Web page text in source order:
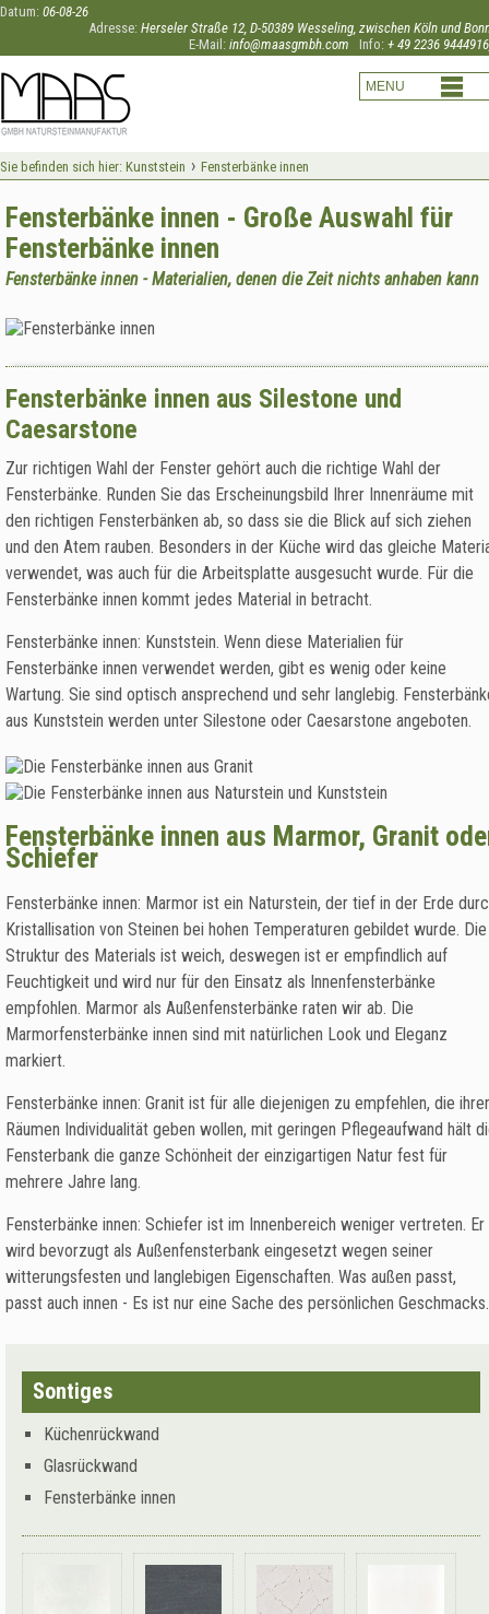
Datum: 06-08-26
Adresse: Herseler Straße 12, D-50389 Wesseling, zwischen Köln und
Info: + 49 2236 9444916
E-Mail: info@maasgmbh.com
Sie befinden sich hier: Kunststein › Fensterbänke innen
Fensterbänke innen - Große Auswahl für
Fensterbänke innen
Fensterbänke innen - Materialien, denen die Zeit nichts anhaben kann
Fensterbänke innen aus Silestone und
Caesarstone
Zur richtigen Wahl der Fenster gehört auch die richtige Wahl der
Fensterbänke. Runden Sie das Erscheinungsbild Ihrer Innenräume mit
den richtigen Fensterbänken ab, so dass sie die Blick auf sich ziehen
und den Atem rauben. Besonders in der Küche wird das gleiche
verwendet, was auch für die Arbeitsplatte ausgesucht wurde. Für die
Fensterbänke innen kommt jedes Material in betracht.
Fensterbänke innen: Kunststein. Wenn diese Materialien für
Fensterbänke innen verwendet werden, gibt es wenig oder keine
Wartung. Sie sind optisch ansprechend und sehr langlebig.
aus Kunststein werden unter Silestone oder Caesarstone angeboten.
Fensterbänke innen aus Marmor, Granit
Schiefer
Fensterbänke innen: Marmor ist ein Naturstein, der tief in der Erde
Kristallisation von Steinen bei hohen Temperaturen gebildet wurde. Die
Struktur des Materials ist weich, deswegen ist er empfindlich auf
Feuchtigkeit und wird nur für den Einsatz als Innenfensterbänke
empfohlen. Marmor als Außenfensterbänke raten wir ab. Die
Marmorfensterbänke innen sind mit natürlichen Look und Eleganz
markiert.
Fensterbänke innen: Granit ist für alle diejenigen zu empfehlen, die
Räumen Individualität geben wollen, mit geringen Pflegeaufwand hält
Fensterbank die ganze Schönheit der einzigartigen Natur fest für
mehrere Jahre lang.
Fensterbänke innen: Schiefer ist im Innenbereich weniger vertreten. Er
wird bevorzugt als Außenfensterbank eingesetzt wegen seiner
witterungsfesten und langlebigen Eigenschaften. Was außen passt,
passt auch innen - Es ist nur eine Sache des persönlichen Geschmacks.
Sontiges
Küchenrückwand
Glasrückwand
Fensterbänke innen